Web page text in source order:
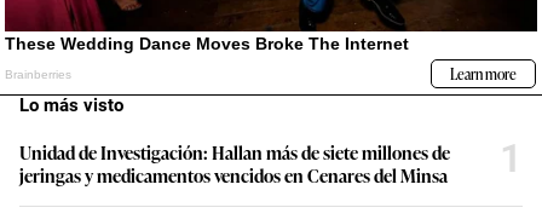
Lo más visto
Unidad de Investigación: Hallan más de siete millones de
jeringas y medicamentos vencidos en Cenares del Minsa
1